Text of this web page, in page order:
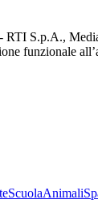
S.p.A.,
funzionale
ScuolaAnimali